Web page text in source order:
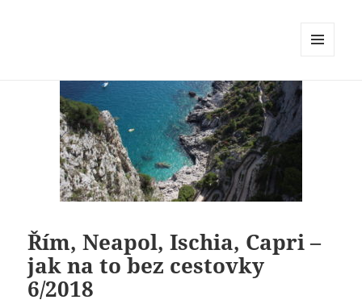
WIDGETY
Řím, Neapol, Ischia, Capri –
jak na to bez cestovky
6/2018